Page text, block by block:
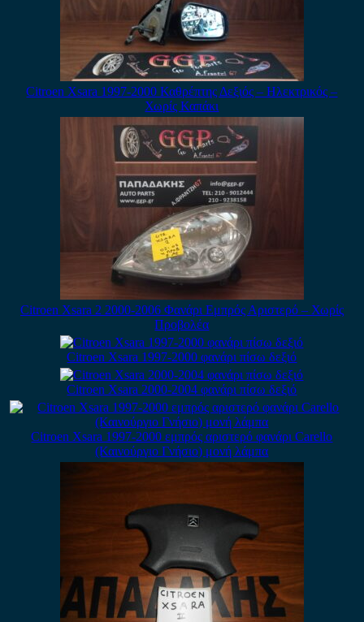
Citroen Xsara 1997-2000 Καθρέπτης Δεξιός – Ηλεκτρικός –
Χωρίς Καπάκι
Citroen Xsara 2 2000-2006 Φανάρι Εμπρός Αριστερό – Χωρίς
Προβολέα
Citroen Xsara 1997-2000 φανάρι πίσω δεξιό
Citroen Xsara 2000-2004 φανάρι πίσω δεξιό
Citroen Xsara 1997-2000 εμπρός αριστερό φανάρι Carello
(Καινούργιο Γνήσιο) μονή λάμπα